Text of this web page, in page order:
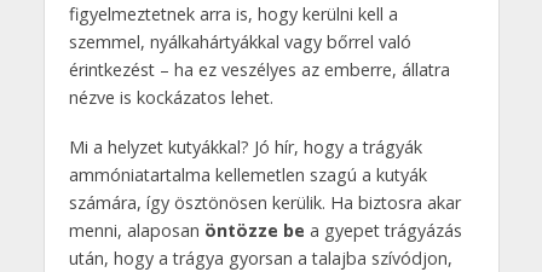
figyelmeztetnek arra is, hogy kerülni kell a
szemmel, nyálkahártyákkal vagy bőrrel való
érintkezést – ha ez veszélyes az emberre, állatra
nézve is kockázatos lehet.
Mi a helyzet kutyákkal? Jó hír, hogy a trágyák
ammóniatartalma kellemetlen szagú a kutyák
számára, így ösztönösen kerülik. Ha biztosra akar
menni, alaposan öntözze be a gyepet trágyázás
után, hogy a trágya gyorsan a talajba szívódjon,